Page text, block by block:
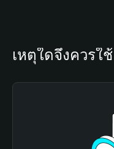
เหตุใดจึงควรใ